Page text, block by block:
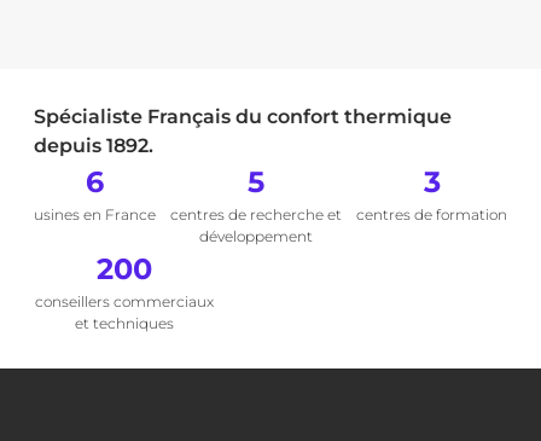
Spécialiste Français du confort thermique
depuis 1892.
6
usines en France
5
centres de recherche et
développement
3
centres de formation
200
conseillers commerciaux
et techniques